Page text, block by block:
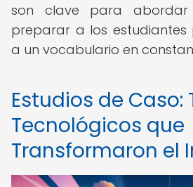
son clave para
preparar a los estudiantes
a un vocabulario en
Estudios de Caso:
Tecnológicos que
Transformaron el